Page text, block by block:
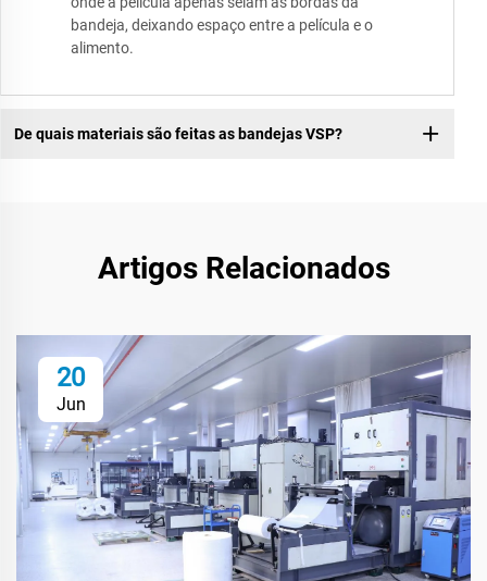
bandeja, deixando espaço entre a película e o
alimento.
De quais materiais são feitas as bandejas VSP?
Artigos Relacionados
20
Jun